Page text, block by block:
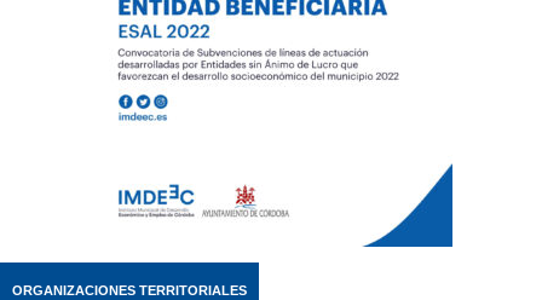
ORGANIZACIONES TERRITORIALES